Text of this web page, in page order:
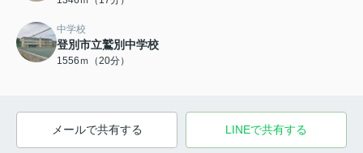
中学校
登別市立鷲別中学校
1556ｍ（20分）
メールで共有する LINEで共有する